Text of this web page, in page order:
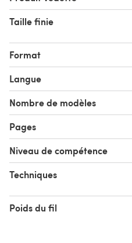
Taille finie
Format
Langue
Nombre de modèles
Pages
Niveau de compétence
Techniques
Poids du fil